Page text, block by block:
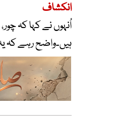
انکشاف
اُنہوں نے کہا کہ
ہیں۔واضح رہے کہ